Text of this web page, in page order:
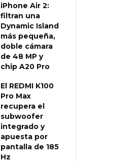
iPhone Air 2:
filtran una
Dynamic Island
más pequeña,
doble cámara
de 48 MP y
chip A20 Pro
El REDMI K100
Pro Max
recupera el
subwoofer
integrado y
apuesta por
pantalla de 185
Hz